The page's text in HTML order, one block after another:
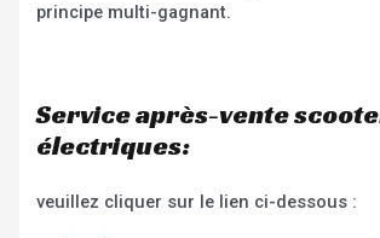
principe multi-gagnant.
Service après-vente
électriques:
veuillez cliquer sur le lien ci-dessous :